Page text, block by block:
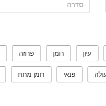
עיון רומן פרוזה
פנאי רומן מתח